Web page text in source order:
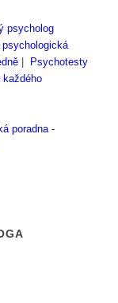
psycholog
psychologická
|
Psychotesty
každého
poradna -